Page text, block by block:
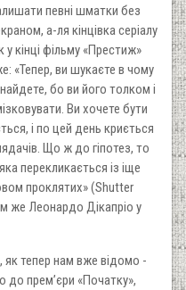
певні шматки без
а-ля кінцівка серіалу
кінці фільму «Престиж»
«Тепер, ви шукаєте в чому
бо ви його толком і
Ви хочете бути
і по цей день криється
Що ж до гіпотез, то
перекликається із іще
проклятих» (Shutter
же Леонардо Дікапріо у
як тепер нам вже відомо -
прем’єри «Початку»,